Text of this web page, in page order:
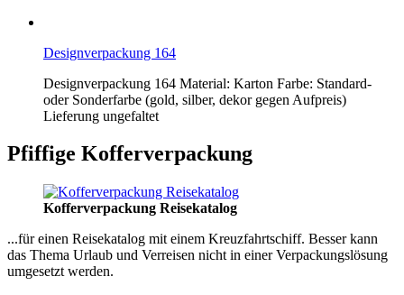
Designverpackung 164
Designverpackung 164 Material: Karton Farbe: Standard-
oder Sonderfarbe (gold, silber, dekor gegen Aufpreis)
Lieferung ungefaltet
Pfiffige Kofferverpackung
Kofferverpackung Reisekatalog
...für einen Reisekatalog mit einem Kreuzfahrtschiff. Besser kann
das Thema Urlaub und Verreisen nicht in einer Verpackungslösung
umgesetzt werden.